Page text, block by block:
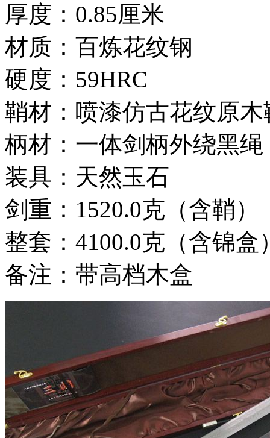
厚度：0.85厘米
材质：百炼花纹钢
硬度：59HRC
鞘材：喷漆仿古花纹原木
柄材：一体剑柄外绕黑绳
装具：天然玉石
剑重：1520.0克（含鞘）
整套：4100.0克（含锦盒
备注：带高档木盒